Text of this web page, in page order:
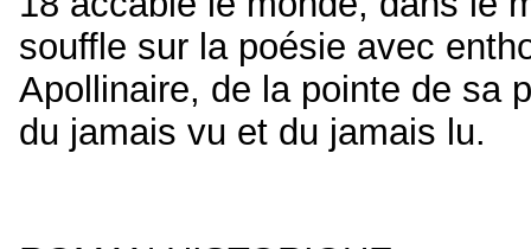
souffle sur la poésie avec
Apollinaire, de la pointe de sa
du jamais vu et du jamais lu.